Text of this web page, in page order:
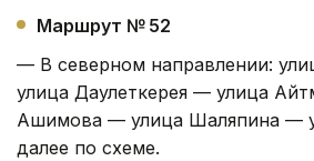
Маршрут № 52
— В северном направлении:
улица Даулеткерея — улица
Ашимова — улица Шаляпина —
далее по схеме.